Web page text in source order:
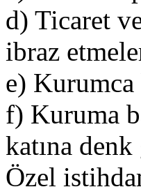
d) Ticaret
ibraz
e) Kurumca
f) Kuruma
katına
Özel